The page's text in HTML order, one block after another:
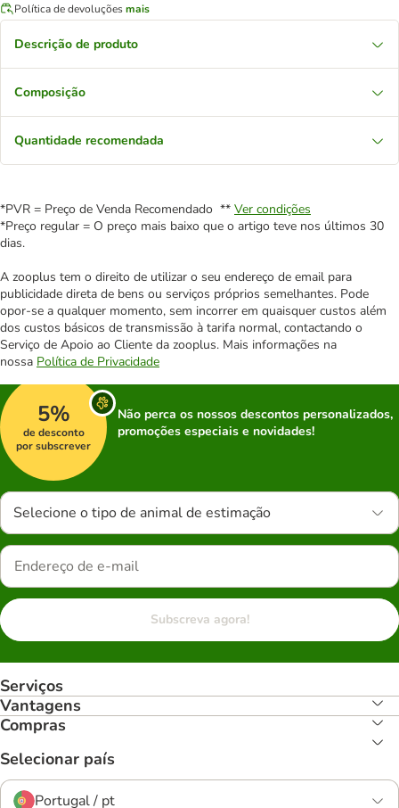
Política de devoluçõesmais
Descrição de produto
Composição
Quantidade recomendada
*PVR = Preço de Venda Recomendado ** Ver condições
*Preço regular = O preço mais baixo que o artigo teve nos últimos 30
dias.
A zooplus tem o direito de utilizar o seu endereço de email para
publicidade direta de bens ou serviços próprios semelhantes. Pode
opor-se a qualquer momento, sem incorrer em quaisquer custos além
dos custos básicos de transmissão à tarifa normal, contactando o
Serviço de Apoio ao Cliente da zooplus. Mais informações na
nossa Política de Privacidade
5%
de desconto
por subscrever
Não perca os nossos descontos personalizados,
promoções especiais e novidades!
Selecione o tipo de animal de estimação
Subscreva agora!
Serviços
Vantagens
Compras
Selecionar país
Portugal / pt